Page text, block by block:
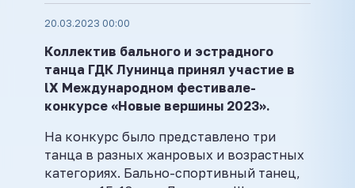
20.03.2023 00:00
Коллектив бального и эстрадного
танца ГДК Лунинца принял участие в
lX Международном фестивале-
конкурсе «Новые вершины 2023».
На конкурс было представлено три
танца в разных жанровых и возрастных
категориях. Бально-спортивный танец,